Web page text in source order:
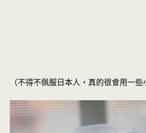
（不得不佩服日本人，真的很會用一些